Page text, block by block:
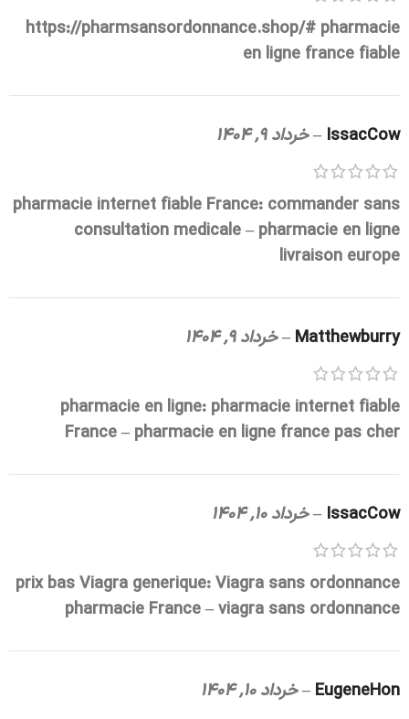
https://pharmsansordonnance.shop/# pharmacie
en ligne france fiable
IssacCow
–خرداد 9, 1404
pharmacie internet fiable France: commander sans
consultation medicale– pharmacie en ligne
livraison europe
Matthewburry
–خرداد 9, 1404
pharmacie en ligne: pharmacie internet fiable
France– pharmacie en ligne france pas cher
IssacCow
–خرداد 10, 1404
prix bas Viagra generique:Viagra sans ordonnance
pharmacie France– viagra sans ordonnance
EugeneHon
–خرداد 10, 1404